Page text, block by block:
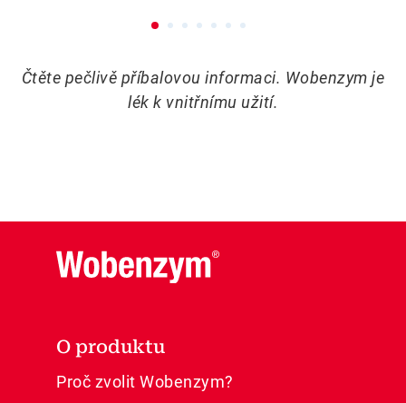
Čtěte pečlivě příbalovou informaci. Wobenzym je
lék k vnitřnímu užití.
O produktu
Proč zvolit Wobenzym?